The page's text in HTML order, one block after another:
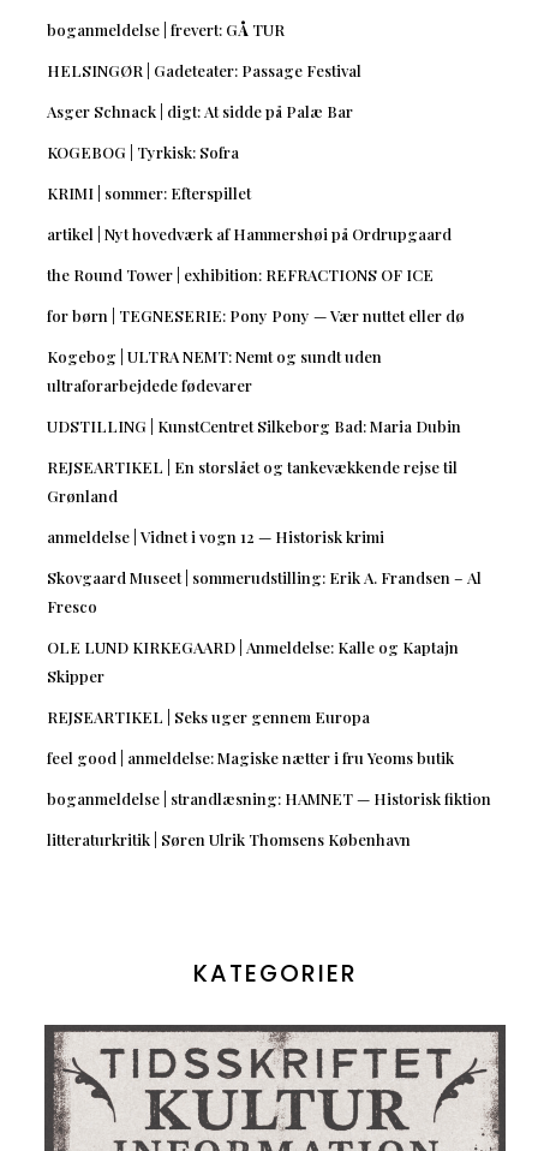
boganmeldelse | frevert: GÅ TUR
HELSINGØR | Gadeteater: Passage Festival
Asger Schnack | digt: At sidde på Palæ Bar
KOGEBOG | Tyrkisk: Sofra
KRIMI | sommer: Efterspillet
artikel | Nyt hovedværk af Hammershøi på Ordrupgaard
the Round Tower | exhibition: REFRACTIONS OF ICE
for børn | TEGNESERIE: Pony Pony — Vær nuttet eller dø
Kogebog | ULTRA NEMT: Nemt og sundt uden
ultraforarbejdede fødevarer
UDSTILLING | KunstCentret Silkeborg Bad: Maria Dubin
REJSEARTIKEL | En storslået og tankevækkende rejse til
Grønland
anmeldelse | Vidnet i vogn 12 — Historisk krimi
Skovgaard Museet | sommerudstilling: Erik A. Frandsen – Al
Fresco
OLE LUND KIRKEGAARD | Anmeldelse: Kalle og Kaptajn
Skipper
REJSEARTIKEL | Seks uger gennem Europa
feel good | anmeldelse: Magiske nætter i fru Yeoms butik
boganmeldelse | strandlæsning: HAMNET — Historisk fiktion
litteraturkritik | Søren Ulrik Thomsens København
KATEGORIER